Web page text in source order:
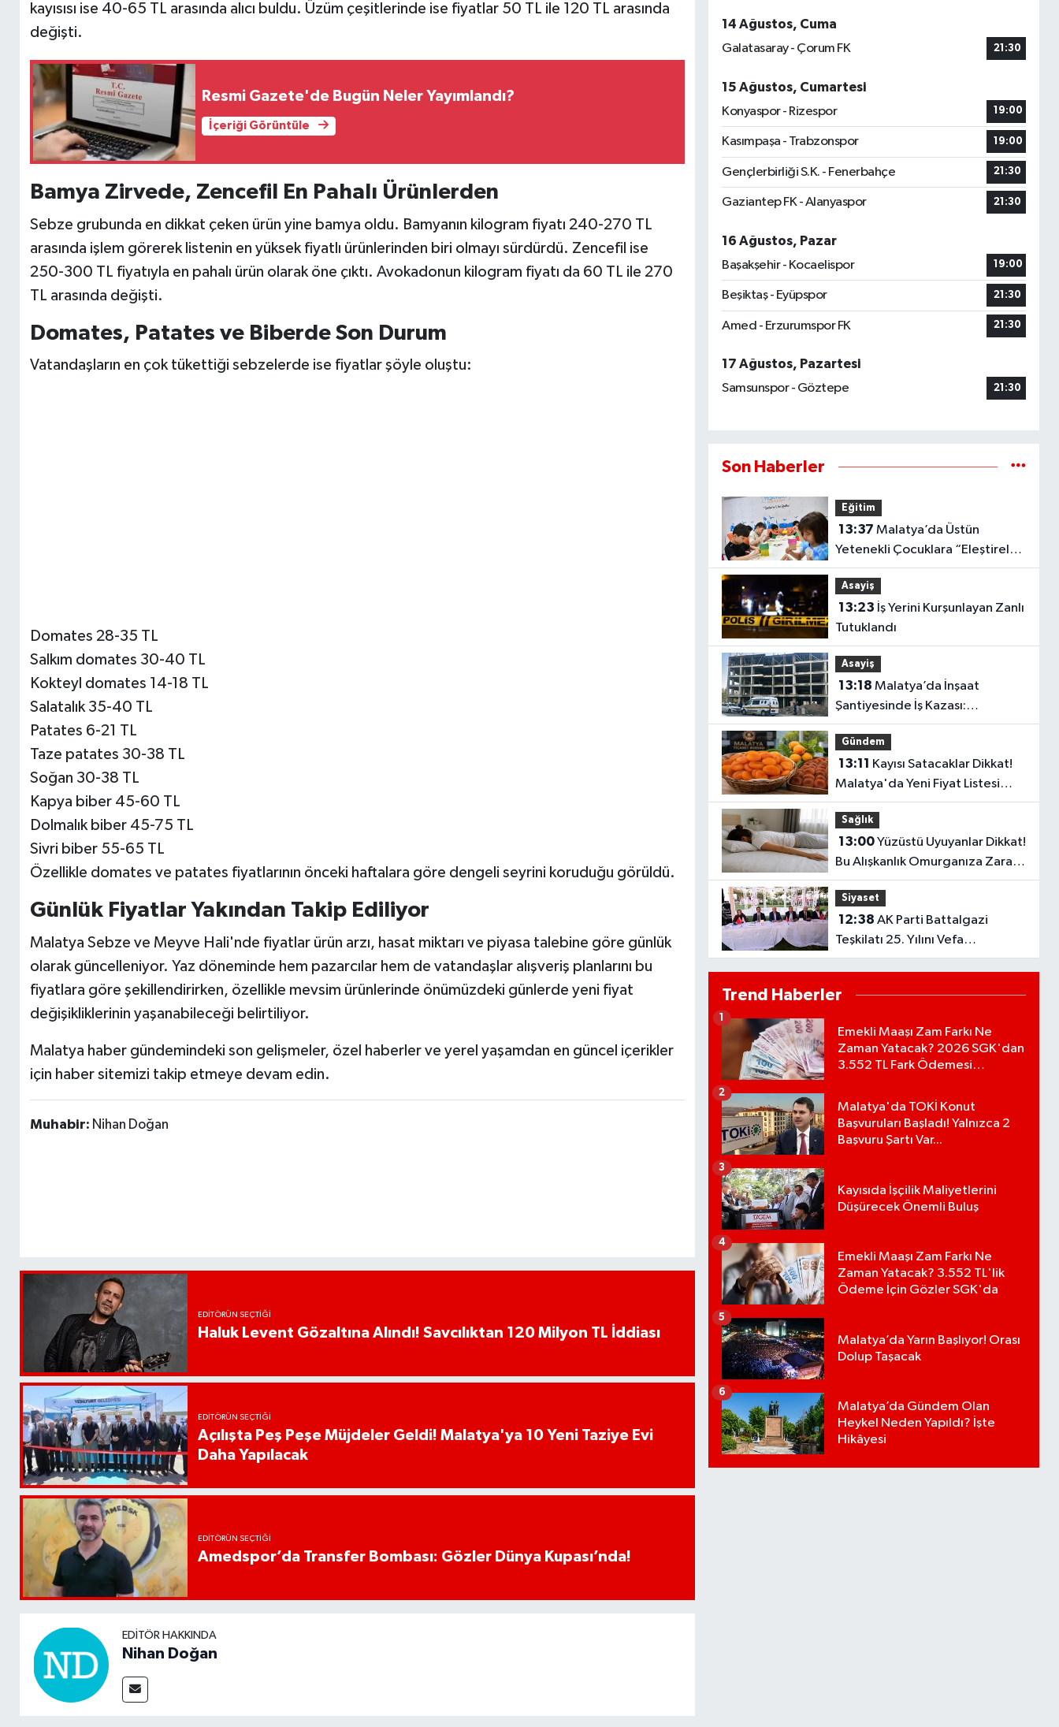
kayısısı ise 40-65 TL arasında alıcı buldu. Üzüm çeşitlerinde ise fiyatlar 50 TL ile 120 TL arasında
değişti.
Resmi Gazete'de Bugün Neler Yayımlandı?
İçeriği Görüntüle
Bamya Zirvede, Zencefil En Pahalı Ürünlerden
Sebze grubunda en dikkat çeken ürün yine bamya oldu. Bamyanın kilogram fiyatı 240-270 TL
arasında işlem görerek listenin en yüksek fiyatlı ürünlerinden biri olmayı sürdürdü. Zencefil ise
250-300 TL fiyatıyla en pahalı ürün olarak öne çıktı. Avokadonun kilogram fiyatı da 60 TL ile 270
TL arasında değişti.
Domates, Patates ve Biberde Son Durum
Vatandaşların en çok tükettiği sebzelerde ise fiyatlar şöyle oluştu:
Domates 28-35 TL
Salkım domates 30-40 TL
Kokteyl domates 14-18 TL
Salatalık 35-40 TL
Patates 6-21 TL
Taze patates 30-38 TL
Soğan 30-38 TL
Kapya biber 45-60 TL
Dolmalık biber 45-75 TL
Sivri biber 55-65 TL
Özellikle domates ve patates fiyatlarının önceki haftalara göre dengeli seyrini koruduğu görüldü.
Günlük Fiyatlar Yakından Takip Ediliyor
Malatya Sebze ve Meyve Hali'nde fiyatlar ürün arzı, hasat miktarı ve piyasa talebine göre günlük
olarak güncelleniyor. Yaz döneminde hem pazarcılar hem de vatandaşlar alışveriş planlarını bu
fiyatlara göre şekillendirirken, özellikle mevsim ürünlerinde önümüzdeki günlerde yeni fiyat
değişikliklerinin yaşanabileceği belirtiliyor.
Malatya haber gündemindeki son gelişmeler, özel haberler ve yerel yaşamdan en güncel içerikler
için haber sitemizi takip etmeye devam edin.
Muhabir: Nihan Doğan
EDITÖRÜN SEÇTIĞI
Haluk Levent Gözaltına Alındı! Savcılıktan 120 Milyon TL İddiası
EDITÖRÜN SEÇTIĞI
Açılışta Peş Peşe Müjdeler Geldi! Malatya'ya 10 Yeni Taziye Evi
Daha Yapılacak
EDITÖRÜN SEÇTIĞI
Amedspor’da Transfer Bombası: Gözler Dünya Kupası’nda!
EDITÖR HAKKINDA
Nihan Doğan
14 Ağustos, Cuma
Galatasaray - Çorum FK
21:30
15 Ağustos, Cumartesi
Konyaspor - Rizespor
19:00
Kasımpaşa - Trabzonspor 19:00
Gençlerbirliği S.K. - Fenerbahçe 21:30
Gaziantep FK - Alanyaspor 21:30
16 Ağustos, Pazar
Başakşehir - Kocaelispor
19:00
Beşiktaş - Eyüpspor 21:30
Amed - Erzurumspor FK 21:30
17 Ağustos, Pazartesi
Samsunspor - Göztepe
21:30
Son Haberler
Eğitim
13:37
Yetenekli Çocuklara “Eleştirel
Düşünme” Eğitimi Çağrısı..
Asayiş
13:23
Tutuklandı
Asayiş
13:18
Şantiyesinde İş Kazası:
Yüksekten Düşen İşçi Hastaneye
Kaldırıldı
Gündem
13:11
Malatya'da Yeni Fiyat Listesi
Açıklandı
Sağlık
13:00Yüzüstü Uyuyanlar Dikkat!
Bu Alışkanlık Omurganıza Zarar
Verebilir
Siyaset
12:38
Teşkilatı 25. Yılını Vefa
Programıyla Kutladı
Trend Haberler
Emekli Maaşı Zam Farkı Ne
Zaman Yatacak? 2026 SGK'dan
3.552 TL Fark Ödemesi
1
Malatya'da TOKİ Konut
Başvuruları Başladı! Yalnızca 2
Başvuru Şartı Var...
2
Kayısıda İşçilik Maliyetlerini
Düşürecek Önemli Buluş
3
Emekli Maaşı Zam Farkı Ne
Zaman Yatacak? 3.552 TL'lik
Ödeme İçin Gözler SGK'da
4
Malatya’da Yarın Başlıyor! Orası
Dolup Taşacak
5
Malatya’da Gündem Olan
Heykel Neden Yapıldı? İşte
Hikâyesi
6